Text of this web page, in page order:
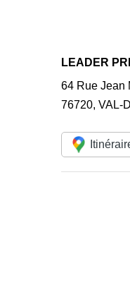
LEADER
64 Rue Jean
76720, VAL-